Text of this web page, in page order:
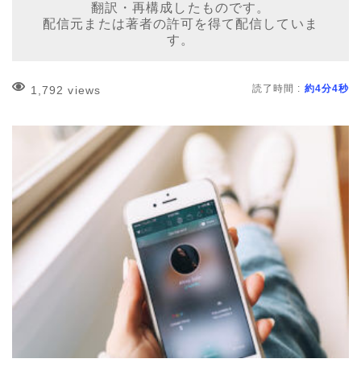
翻訳・再構成したものです。
配信元または著者の許可を得て配信していま
す。
1,792 views 読了時間 : 約4分4秒